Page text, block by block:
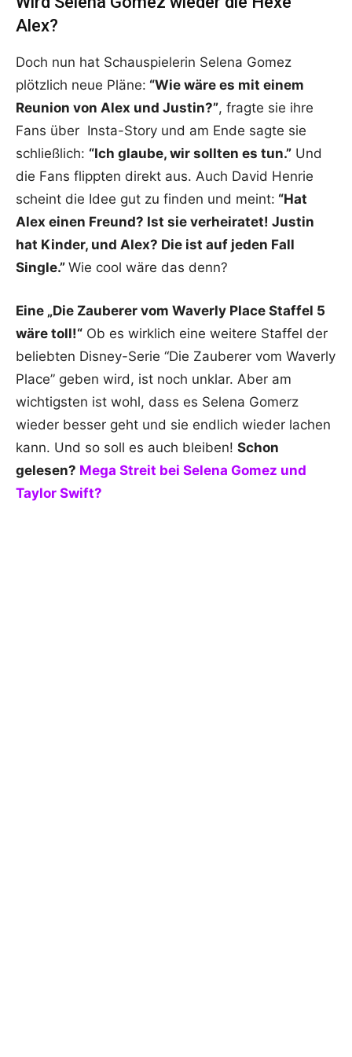
Alex?
Doch nun hat Schauspielerin Selena Gomez
plötzlich neue Pläne: “Wie wäre es mit einem
Reunion von Alex und Justin?”, fragte sie ihre
Fans über Insta-Story und am Ende sagte sie
schließlich: “Ich glaube, wir sollten es tun.” Und
die Fans flippten direkt aus. Auch David Henrie
scheint die Idee gut zu finden und meint: “Hat
Alex einen Freund? Ist sie verheiratet! Justin
hat Kinder, und Alex? Die ist auf jeden Fall
Single.” Wie cool wäre das denn?
Eine „Die Zauberer vom Waverly Place Staffel 5
wäre toll!“ Ob es wirklich eine weitere Staffel der
beliebten Disney-Serie “Die Zauberer vom Waverly
Place” geben wird, ist noch unklar. Aber am
wichtigsten ist wohl, dass es Selena Gomerz
wieder besser geht und sie endlich wieder lachen
kann. Und so soll es auch bleiben! Schon
gelesen? Mega Streit bei Selena Gomez und
Taylor Swift?